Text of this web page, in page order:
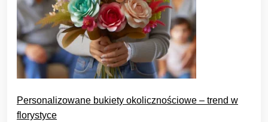
Personalizowane bukiety okolicznościowe – trend w
florystyce